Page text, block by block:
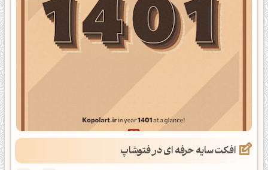
افکت سایه حرفه ای در فتوشاپ